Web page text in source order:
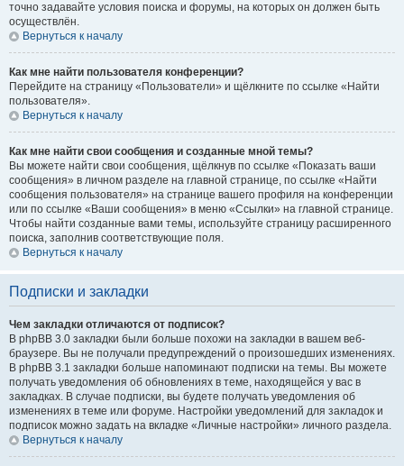
точно задавайте условия поиска и форумы, на которых он должен быть
осуществлён.
Вернуться к началу
Как мне найти пользователя конференции?
Перейдите на страницу «Пользователи» и щёлкните по ссылке «Найти
пользователя».
Вернуться к началу
Как мне найти свои сообщения и созданные мной темы?
Вы можете найти свои сообщения, щёлкнув по ссылке «Показать ваши
сообщения» в личном разделе на главной странице, по ссылке «Найти
сообщения пользователя» на странице вашего профиля на конференции
или по ссылке «Ваши сообщения» в меню «Ссылки» на главной странице.
Чтобы найти созданные вами темы, используйте страницу расширенного
поиска, заполнив соответствующие поля.
Вернуться к началу
Подписки и закладки
Чем закладки отличаются от подписок?
В phpBB 3.0 закладки были больше похожи на закладки в вашем веб-
браузере. Вы не получали предупреждений о произошедших изменениях.
В phpBB 3.1 закладки больше напоминают подписки на темы. Вы можете
получать уведомления об обновлениях в теме, находящейся у вас в
закладках. В случае подписки, вы будете получать уведомления об
изменениях в теме или форуме. Настройки уведомлений для закладок и
подписок можно задать на вкладке «Личные настройки» личного раздела.
Вернуться к началу